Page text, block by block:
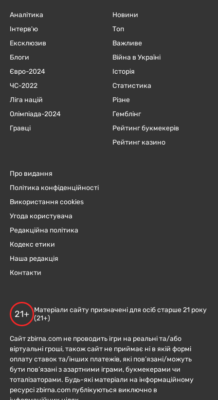
Аналітика
Інтерв'ю
Ексклюзив
Блоги
Євро-2024
ЧC-2022
Ліга націй
Олімпіада-2024
Гравці
Новини
Топ
Важливе
Війна в Україні
Історія
Статистика
Різне
Гемблінг
Рейтинг букмекерів
Рейтинг казино
Про видання
Політика конфіденційності
Використання cookies
Угода користувача
Редакційна політика
Кодекс етики
Наша редакція
Контакти
21+
Матеріали сайту призначені для осіб старше 21 року
(21+)
Сайт zbirna.com не проводить ігри на реальні та/або
віртуальні гроші, також сайт не приймає ні в якій формі
оплату ставок та/інших платежів, які пов’язані/можуть
бути пов’язані з азартними іграми, букмекерами чи
тоталізаторами. Будь-які матеріали на інформаційному
ресурсі zbirna.com публікуються виключно в